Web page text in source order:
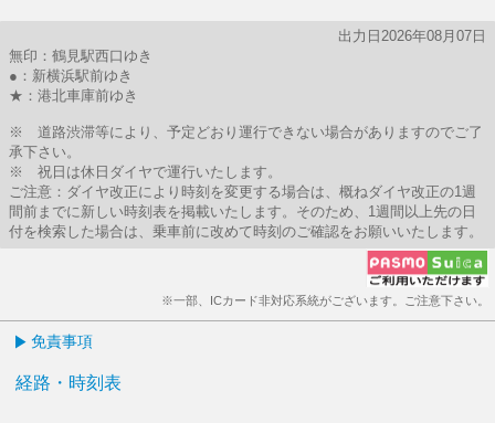
出力日2026年08月07日
無印：鶴見駅西口ゆき
●：新横浜駅前ゆき
★：港北車庫前ゆき
※ 道路渋滞等により、予定どおり運行できない場合がありますのでご了
承下さい。
※ 祝日は休日ダイヤで運行いたします。
ご注意：ダイヤ改正により時刻を変更する場合は、概ねダイヤ改正の1週
間前までに新しい時刻表を掲載いたします。そのため、1週間以上先の日
付を検索した場合は、乗車前に改めて時刻のご確認をお願いいたします。
※一部、ICカード非対応系統がございます。ご注意下さい。
免責事項
経路・時刻表